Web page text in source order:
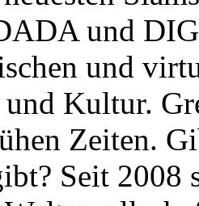
und
und
Kultur.
Zeiten.
Seit 2008